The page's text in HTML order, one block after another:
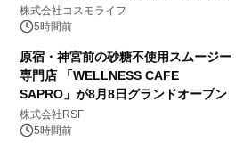
ャンペーンを実施
株式会社コスモライフ
5時間前
原宿・神宮前の砂糖不使用スムージー
専門店 「WELLNESS CAFE
SAPRO」が8月8日グランドオープン
株式会社RSF
5時間前